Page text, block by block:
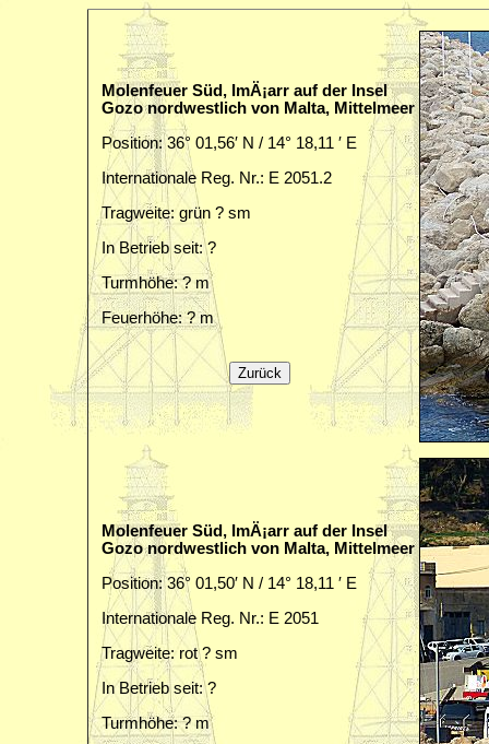
Molenfeuer Süd, ImÄ¡arr auf der Insel
Gozo nordwestlich von Malta, Mittelmeer
Position: 36° 01,56′ N / 14° 18,11 ′ E
Internationale Reg. Nr.: E 2051.2
Tragweite: grün ? sm
In Betrieb seit: ?
Turmhöhe: ? m
Feuerhöhe: ? m
Molenfeuer Süd, ImÄ¡arr auf der Insel
Gozo nordwestlich von Malta, Mittelmeer
Position: 36° 01,50′ N / 14° 18,11 ′ E
Internationale Reg. Nr.: E 2051
Tragweite: rot ? sm
In Betrieb seit: ?
Turmhöhe: ? m